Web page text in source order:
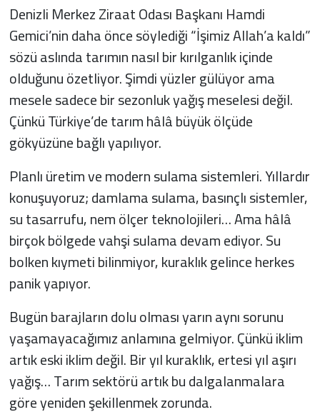
Denizli Merkez Ziraat Odası Başkanı Hamdi
Gemici’nin daha önce söylediği “İşimiz Allah’a kaldı”
sözü aslında tarımın nasıl bir kırılganlık içinde
olduğunu özetliyor. Şimdi yüzler gülüyor ama
mesele sadece bir sezonluk yağış meselesi değil.
Çünkü Türkiye’de tarım hâlâ büyük ölçüde
gökyüzüne bağlı yapılıyor.
Planlı üretim ve modern sulama sistemleri. Yıllardır
konuşuyoruz; damlama sulama, basınçlı sistemler,
su tasarrufu, nem ölçer teknolojileri… Ama hâlâ
birçok bölgede vahşi sulama devam ediyor. Su
bolken kıymeti bilinmiyor, kuraklık gelince herkes
panik yapıyor.
Bugün barajların dolu olması yarın aynı sorunu
yaşamayacağımız anlamına gelmiyor. Çünkü iklim
artık eski iklim değil. Bir yıl kuraklık, ertesi yıl aşırı
yağış… Tarım sektörü artık bu dalgalanmalara
göre yeniden şekillenmek zorunda.